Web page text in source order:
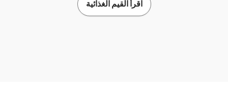
اقرأ القيم الغذائية